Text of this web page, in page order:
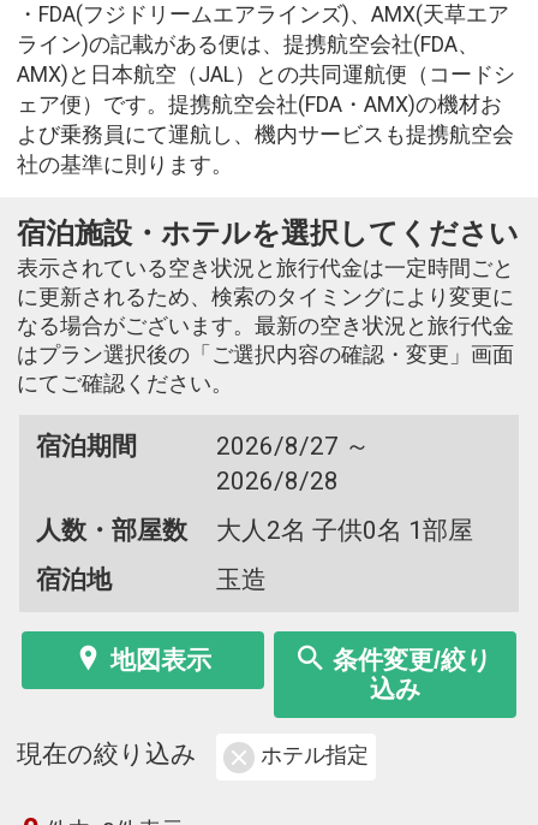
・FDA(フジドリームエアラインズ)、AMX(天草エア
ライン)の記載がある便は、提携航空会社(FDA、
AMX)と日本航空（JAL）との共同運航便（コードシ
ェア便）です。提携航空会社(FDA・AMX)の機材お
よび乗務員にて運航し、機内サービスも提携航空会
社の基準に則ります。
宿泊施設・ホテルを選択してください
表示されている空き状況と旅行代金は一定時間ごと
に更新されるため、検索のタイミングにより変更に
なる場合がございます。最新の空き状況と旅行代金
はプラン選択後の「ご選択内容の確認・変更」画面
にてご確認ください。
宿泊期間
2026/8/27 ～
2026/8/28
人数・部屋数
大人2名 子供0名 1部屋
宿泊地
玉造
地図表示
条件変更/絞り
込み
現在の絞り込み ホテル指定